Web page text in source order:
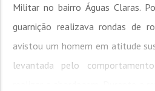
Militar no bairro Águas Claras.
guarnição realizava rondas de
avistou um homem em atitude
levantada pelo
realizar a abordagem. Durante a